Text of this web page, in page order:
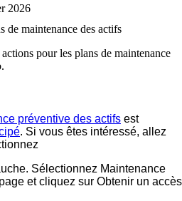
2026
de maintenance des actifs
pour les plans de maintenance
préventive des actifs est
. Si vous êtes intéressé, allez
Sélectionnez Maintenance
et cliquez sur Obtenir un accès